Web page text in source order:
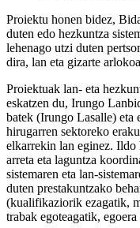
Proiektu honen bidez,
duten edo hezkuntza
lehenago utzi duten
dira, lan eta gizarte
Proiektuak lan- eta
eskatzen du, Irungo
batek (Irungo Lasalle) eta
hirugarren sektoreko
elkarrekin lan eginez. Ildo
arreta eta laguntza
sistemaren eta lan-
duten prestakuntzako
(kualifikaziorik ezagatik,
trabak egoteagatik,